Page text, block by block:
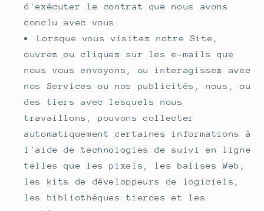
d'exécuter le contrat que nous avons
conclu avec vous.
Lorsque vous visitez notre Site,
ouvrez ou cliquez sur les e-mails que
nous vous envoyons, ou interagissez avec
nos Services ou nos publicités, nous, ou
des tiers avec lesquels nous
travaillons, pouvons collecter
automatiquement certaines informations à
l'aide de technologies de suivi en ligne
telles que les pixels, les balises Web,
les kits de développeurs de logiciels,
les bibliothèques tierces et les